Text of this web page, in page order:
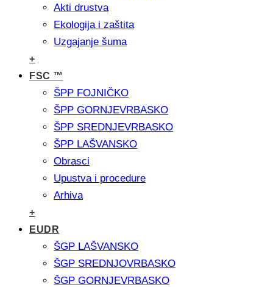
Akti drustva
Ekologija i zaštita
Uzgajanje šuma
+
FSC ™
ŠPP FOJNIČKO
ŠPP GORNJEVRBASKO
ŠPP SREDNJEVRBASKO
ŠPP LAŠVANSKO
Obrasci
Upustva i procedure
Arhiva
+
EUDR
ŠGP LAŠVANSKO
ŠGP SREDNJOVRBASKO
ŠGP GORNJEVRBASKO